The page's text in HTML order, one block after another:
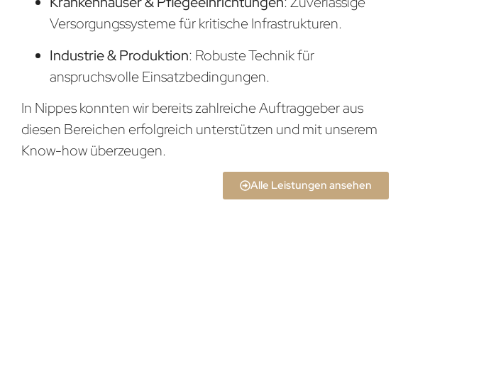
Versorgungssysteme für kritische Infrastrukturen.
Industrie & Produktion: Robuste Technik für
anspruchsvolle Einsatzbedingungen.
In Nippes konnten wir bereits zahlreiche Auftraggeber aus
diesen Bereichen erfolgreich unterstützen und mit unserem
Know-how überzeugen.
Alle Leistungen ansehen